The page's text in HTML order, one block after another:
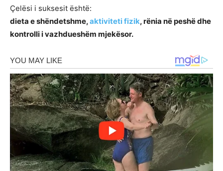
Çelësi i suksesit është:
dieta e shëndetshme,aktiviteti fizik, rënia në peshë dhe
kontrolli i vazhdueshëm mjekësor.